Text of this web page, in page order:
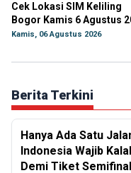
Cek Lokasi SIM Keliling
Bogor Kamis 6 Agustus
Kamis, 06 Agustus 2026
Berita Terkini
Hanya Ada Satu
Indonesia Wajib
Demi Tiket